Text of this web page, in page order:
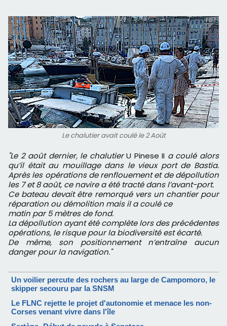
Le chalutier avait coulé le 2 Août
"Le 2 août dernier, le chalutierU Pinese II a coulé alors
qu’il était au mouillage dans le vieux port de Bastia.
Après les opérations de renflouement et de dépollution
les 7 et 8 août, ce navire a été tracté dans l’avant-port.
Ce bateau devait être remorqué vers un chantier pour
réparation ou démolition mais il a coulé ce
matin par 5 mètres de fond.
La dépollution ayant été complète lors des précédentes
opérations, le risque pour la biodiversité est écarté.
De même, son positionnement n’entraîne aucun
danger pour la navigation."
Un voilier percute des rochers au large de Campomoro, le
skipper secouru par la SNSM
Le FLNC rejette le projet d'autonomie et menace les non-
Corses venant vivre dans l'île